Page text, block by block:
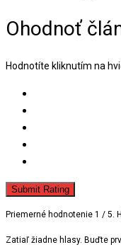
Ohodnoť
Hodnotíte kliknutím na
Submit Rating
Priemerné hodnotenie 1 / 5.
Zatiaľ žiadne hlasy. Buďte